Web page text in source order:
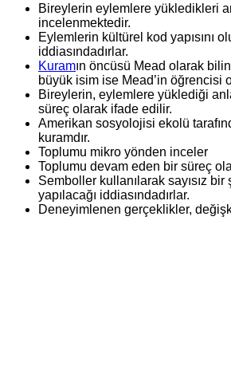
Bireylerin eylemlere yükledikleri
incelenmektedir.
Eylemlerin kültürel kod yapısını
iddiasındadırlar.
Kuramın öncüsü Mead olarak
büyük isim ise Mead’in öğrencisi
Bireylerin, eylemlere yüklediği
süreç olarak ifade edilir.
Amerikan sosyolojisi ekolü
kuramdır.
Toplumu mikro yönden inceler
Toplumu devam eden bir süreç
Semboller kullanılarak sayısız
yapılacağı iddiasındadırlar.
Deneyimlenen gerçeklikler,